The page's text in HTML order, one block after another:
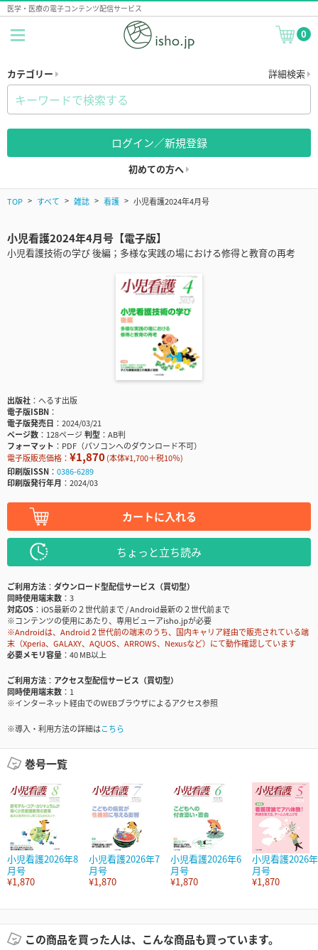
医学・医療の電子コンテンツ配信サービス
0
カテゴリー 詳細検索
ログイン／新規登録
初めての方へ
TOP すべて 雑誌 看護 小児看護2024年4月号
小児看護2024年4月号【電子版】
小児看護技術の学び 後編；多様な実践の場における修得と教育の再考
出版社
へるす出版
電子版ISBN
電子版発売日
2024/03/21
ページ数
128ページ判型
AB判
フォーマット
PDF（パソコンへのダウンロード不可）
電子版販売価格： ¥1,870(本体¥1,700＋税10％)
印刷版ISSN
0386-6289
印刷版発行年月
2024/03
カートに入れる
ちょっと立ち読み
ご利用方法
ダウンロード型配信サービス（買切型）
同時使用端末数
3
対応OS
iOS最新の２世代前まで / Android最新の２世代前まで
※コンテンツの使用にあたり、専用ビューアisho.jpが必要
※Androidは、Android２世代前の端末のうち、国内キャリア経由で販売されている端
末（Xperia、GALAXY、AQUOS、ARROWS、Nexusなど）にて動作確認しています
必要メモリ容量
40 MB以上
ご利用方法
アクセス型配信サービス（買切型）
同時使用端末数
1
※インターネット経由でのWEBブラウザによるアクセス参照
※導入・利用方法の詳細はこちら
巻号一覧
小児看護2026年8
月号
¥1,870
小児看護2026年7
月号
¥1,870
小児看護2026年6
月号
¥1,870
小児看護2026
月号
¥1,870
この商品を買った人は、こんな商品も買っています。